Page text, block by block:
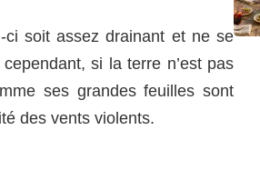
soit assez drainant et ne se
si la terre n’est pas
ses grandes feuilles sont
des vents violents.